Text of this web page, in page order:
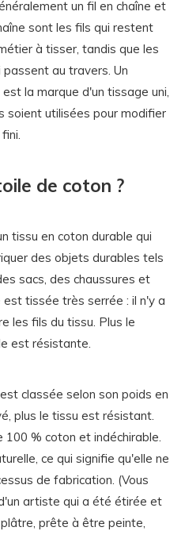
un fil en chaîne et
sont les fils qui restent
à tisser, tandis que les
au travers. Un
la marque d'un tissage uni,
soient utilisées pour modifier
de coton ?
tissu en coton durable qui
des objets durables tels
sacs, des chaussures et
tissée très serrée : il n'y a
les fils du tissu. Plus le
est résistante.
classée selon son poids en
plus le tissu est résistant.
100 % coton et indéchirable.
ce qui signifie qu'elle ne
de fabrication. (Vous
artiste qui a été étirée et
prête à être peinte,